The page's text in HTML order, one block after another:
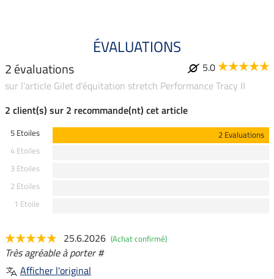
ÉVALUATIONS
2 évaluations
5.0
sur l'article Gilet d'équitation stretch Performance Tracy II
2 client(s) sur 2 recommande(nt) cet article
5 Etoiles
2 Evaluations
4 Etoiles
3 Etoiles
2 Etoiles
1 Etoile
25.6.2026 (Achat confirmé)
Très agréable à porter #
Afficher l'original